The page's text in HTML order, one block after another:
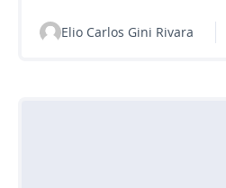
Elio Carlos Gini Rivara